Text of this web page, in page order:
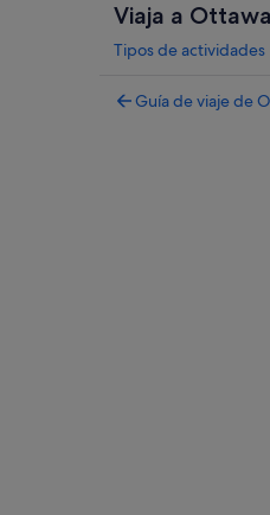
Viaja a Ottawa
Tipos de actividades
Guía de viaje de